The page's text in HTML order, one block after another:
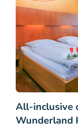
All-inclusive
Wunderland